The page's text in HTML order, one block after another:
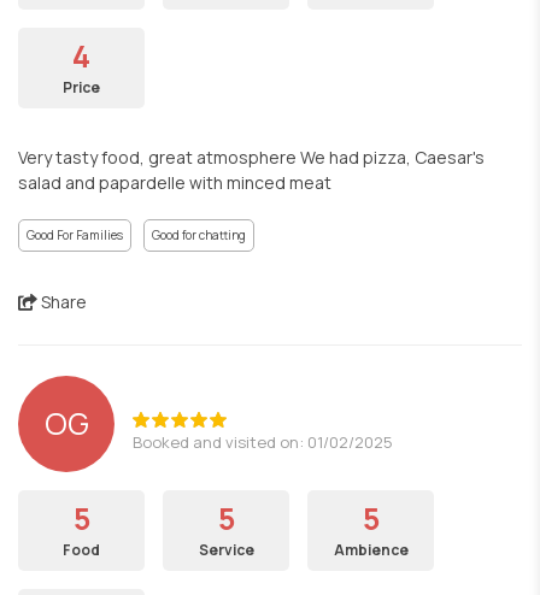
4
Price
Very tasty food, great atmosphere We had pizza, Caesar's
salad and papardelle with minced meat
Good For Families Good for chatting
Share
OG Booked and visited on: 01/02/2025
5
Food
5
Service
5
Ambience